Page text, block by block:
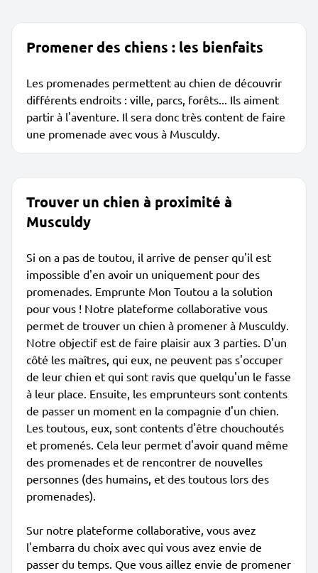
Promener des chiens : les bienfaits
Les promenades permettent au chien de découvrir
différents endroits : ville, parcs, forêts... Ils aiment
partir à l'aventure. Il sera donc très content de faire
une promenade avec vous à Musculdy.
Trouver un chien à proximité à
Musculdy
Si on a pas de toutou, il arrive de penser qu'il est
impossible d'en avoir un uniquement pour des
promenades. Emprunte Mon Toutou a la solution
pour vous ! Notre plateforme collaborative vous
permet de trouver un chien à promener à Musculdy.
Notre objectif est de faire plaisir aux 3 parties. D'un
côté les maîtres, qui eux, ne peuvent pas s'occuper
de leur chien et qui sont ravis que quelqu'un le fasse
à leur place. Ensuite, les emprunteurs sont contents
de passer un moment en la compagnie d'un chien.
Les toutous, eux, sont contents d'être chouchoutés
et promenés. Cela leur permet d'avoir quand même
des promenades et de rencontrer de nouvelles
personnes (des humains, et des toutous lors des
promenades).
Sur notre plateforme collaborative, vous avez
l'embarra du choix avec qui vous avez envie de
passer du temps. Que vous aillez envie de promener